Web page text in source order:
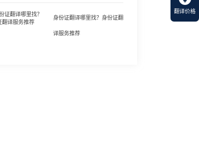
翻译价格
身份证翻译哪里找？身份证翻
译服务推荐